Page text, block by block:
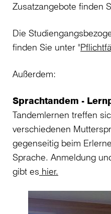
Zusatzangebote finden
Die
finden Sie unter "
Außerdem:
Sprachtandem -
Tandemlernen treffen
verschiedenen
gegenseitig beim
Sprache. Anmeldung
gibt es hier.